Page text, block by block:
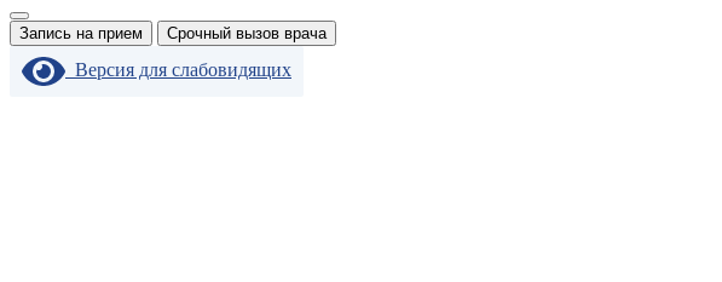
Запись на прием Срочный вызов врача
Версия для слабовидящих